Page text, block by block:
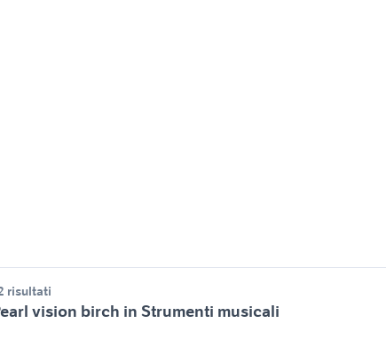
risultati
vision birch in Strumenti musicali